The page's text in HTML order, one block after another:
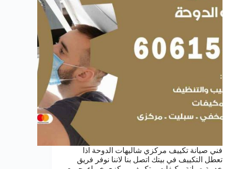
فني صيانة تكييف مركزي شاليهات الدوحة اذا
تعطل التكييف في بيتك اتصل بنا لاننا نوفر فريق